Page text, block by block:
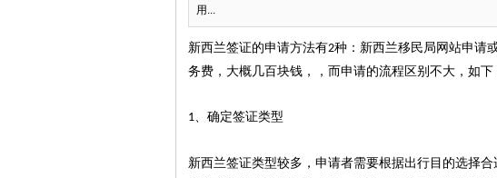
用...
新西兰签证的申请方法有2种：新西兰移民局网站申请
务费，大概几百块钱，，而申请的流程区别不大，如下
1、确定签证类型
新西兰签证类型较多，申请者需要根据出行目的选择